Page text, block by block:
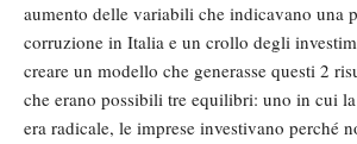
aumento delle variabili che indicavano una
corruzione in Italia e un crollo degli
creare un modello che generasse questi 2
che erano possibili tre equilibri: uno in cui
era radicale, le imprese investivano perché